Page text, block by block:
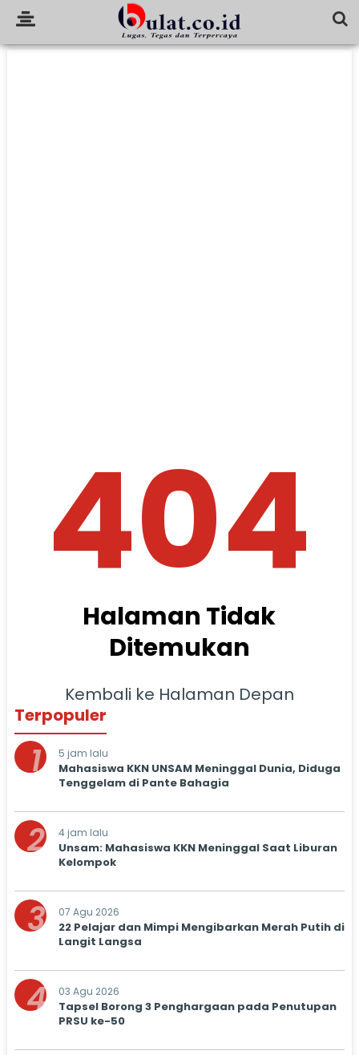
404
Halaman Tidak
Ditemukan
Kembali ke Halaman Depan
Terpopuler
1 5 jam lalu
Mahasiswa KKN UNSAM Meninggal Dunia, Diduga
Tenggelam di Pante Bahagia
2 4 jam lalu
Unsam: Mahasiswa KKN Meninggal Saat Liburan
Kelompok
3 07 Agu 2026
22 Pelajar dan Mimpi Mengibarkan Merah Putih di
Langit Langsa
4 03 Agu 2026
Tapsel Borong 3 Penghargaan pada Penutupan
PRSU ke-50